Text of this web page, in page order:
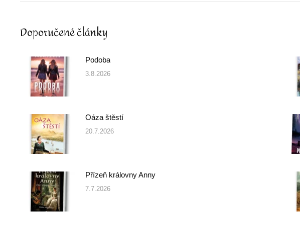
Doporučené články
Podoba
3.8.2026
Oáza štěstí
20.7.2026
Přízeň královny Anny
7.7.2026